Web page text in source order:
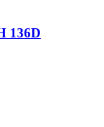
136D